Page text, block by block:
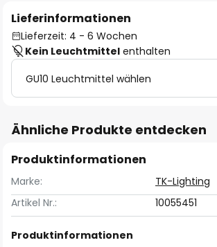
Lieferinformationen
Lieferzeit: 4 - 6 Wochen
Kein Leuchtmittel enthalten
GU10 Leuchtmittel wählen
Ähnliche Produkte entdecken
Produktinformationen
Marke:
TK-Lighting
Artikel Nr.:
10055451
Produktinformationen